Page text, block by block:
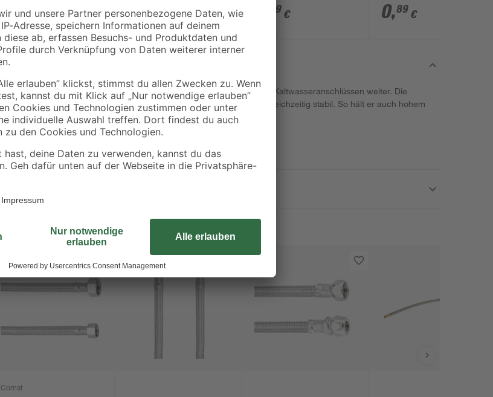
14,49€ 3,69€
1/2" AG
89 € 0,89 €
Der Flexschlauch hilft bei schwer zugänglichen Kaltwasseranschlüssen weiter. Die
Edelstahlumflechtung macht ihn biegsam und gleichzeitig stabil. So hält er auch hohem
Betriebsdruck stand.
Cornat